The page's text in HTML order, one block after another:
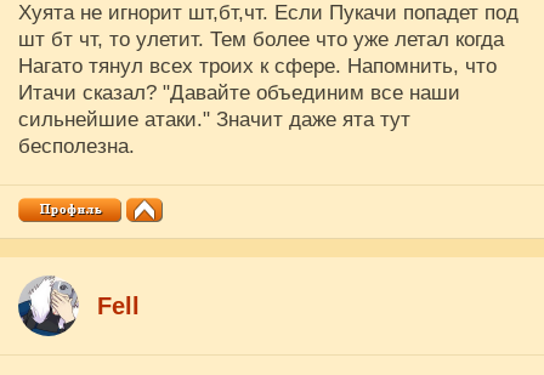
Хуята не игнорит шт,бт,чт. Если Пукачи попадет под
шт бт чт, то улетит. Тем более что уже летал когда
Нагато тянул всех троих к сфере. Напомнить, что
Итачи сказал? "Давайте объединим все наши
сильнейшие атаки." Значит даже ята тут
бесполезна.
Fell